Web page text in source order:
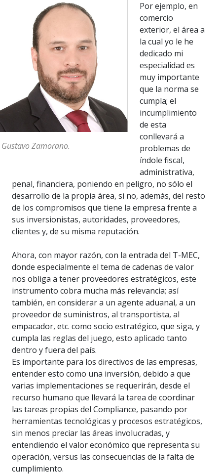
Gustavo Zamorano.
Por ejemplo, en
comercio
exterior, el área a
la cual yo le he
dedicado mi
especialidad es
muy importante
que la norma se
cumpla; el
incumplimiento
de esta
conllevará a
problemas de
índole fiscal,
administrativa,
penal, financiera, poniendo en peligro, no sólo el
desarrollo de la propia área, si no, además, del resto
de los compromisos que tiene la empresa frente a
sus inversionistas, autoridades, proveedores,
clientes y, de su misma reputación.
Ahora, con mayor razón, con la entrada del T-MEC,
donde especialmente el tema de cadenas de valor
nos obliga a tener proveedores estratégicos, este
instrumento cobra mucha más relevancia; así
también, en considerar a un agente aduanal, a un
proveedor de suministros, al transportista, al
empacador, etc. como socio estratégico, que siga, y
cumpla las reglas del juego, esto aplicado tanto
dentro y fuera del país.
Es importante para los directivos de las empresas,
entender esto como una inversión, debido a que
varias implementaciones se requerirán, desde el
recurso humano que llevará la tarea de coordinar
las tareas propias del Compliance, pasando por
herramientas tecnológicas y procesos estratégicos,
sin menos preciar las áreas involucradas, y
entendiendo el valor económico que representa su
operación, versus las consecuencias de la falta de
cumplimiento.